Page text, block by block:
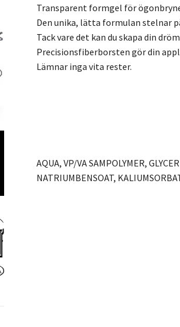
Transparent formgel för
Den unika, lätta formulan stelnar
Tack vare det kan du skapa din
Precisionsfiberborsten gör din
Lämnar inga vita rester.
AQUA, VP/VA SAMPOLYMER,
NATRIUMBENSOAT,